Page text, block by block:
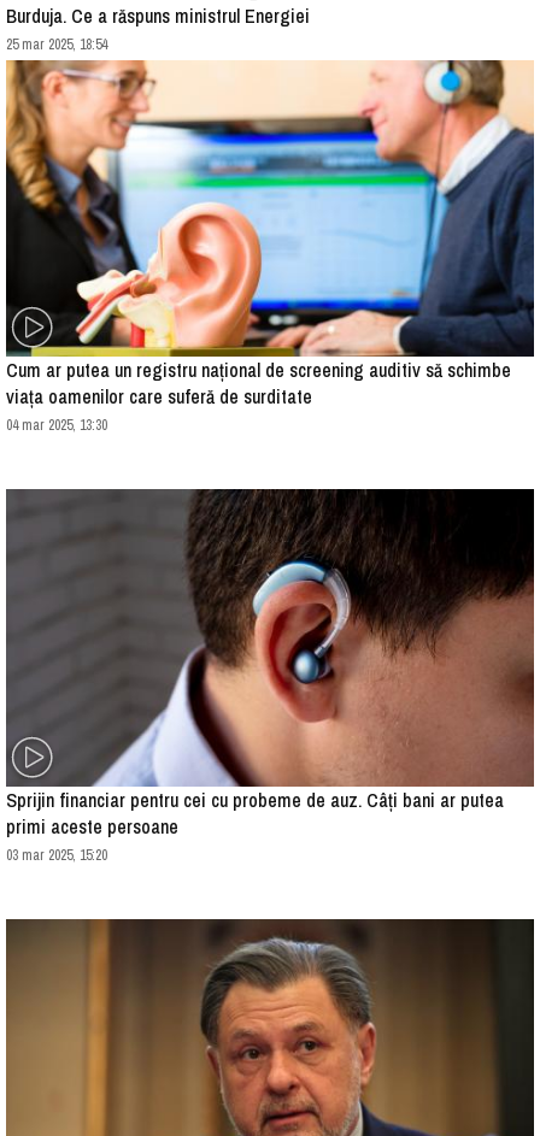
Burduja. Ce a răspuns ministrul Energiei
25 mar 2025, 18:54
Cum ar putea un registru național de screening auditiv să schimbe
viața oamenilor care suferă de surditate
04 mar 2025, 13:30
Sprijin financiar pentru cei cu probeme de auz. Câți bani ar putea
primi aceste persoane
03 mar 2025, 15:20